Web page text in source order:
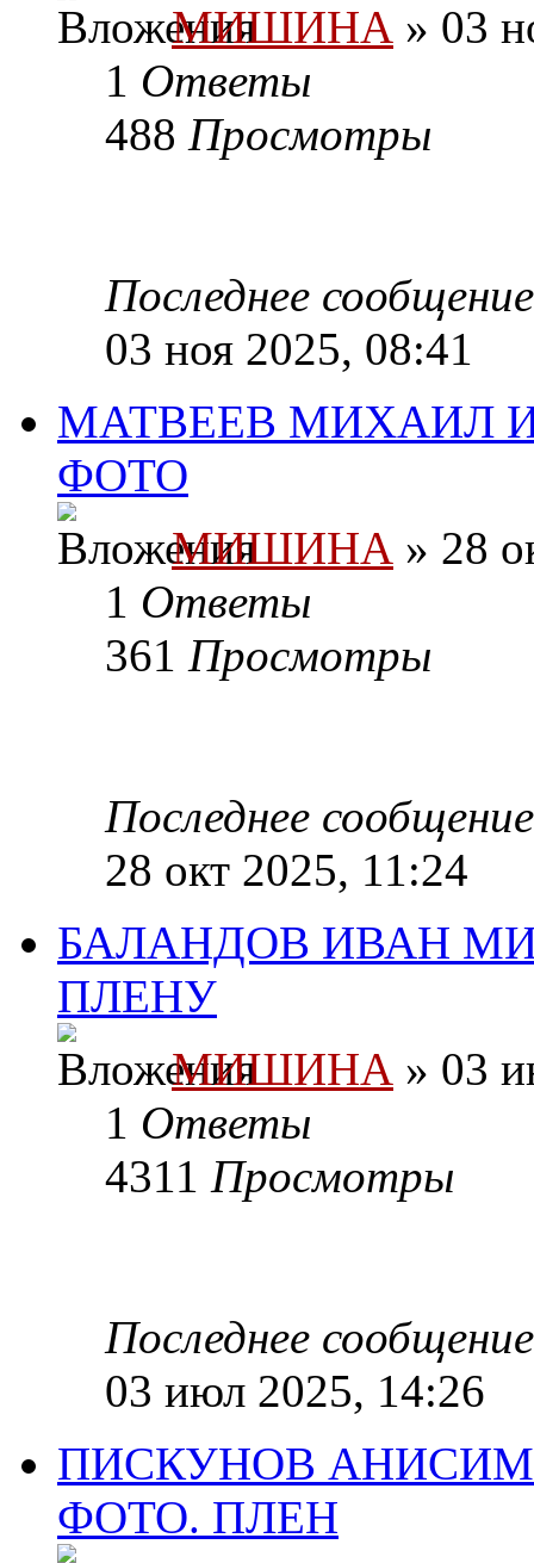
МИШИНА » 03
1 Ответы
488 Просмотры
Последнее
03 ноя 2025, 08:41
МАТВЕЕВ МИХАИЛ
ФОТО
МИШИНА » 28
1 Ответы
361 Просмотры
Последнее
28 окт 2025, 11:24
БАЛАНДОВ ИВАН
ПЛЕНУ
МИШИНА » 03
1 Ответы
4311 Просмотры
Последнее
03 июл 2025, 14:26
ПИСКУНОВ АНИСИМ
ФОТО. ПЛЕН